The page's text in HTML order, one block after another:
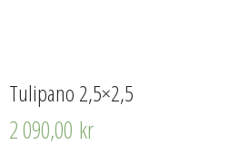
Tulipano 2,5×2,5
2 090,00 kr